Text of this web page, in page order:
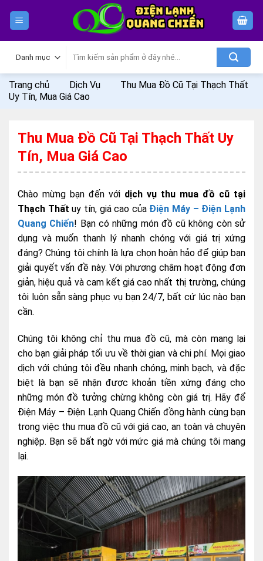
kiếm:
Trang chủ Dịch Vụ
Thu Mua Đồ Cũ Tại Thạch Thất
Uy Tín, Mua Giá Cao
Thu Mua Đồ Cũ Tại Thạch Thất Uy
Tín, Mua Giá Cao
Chào mừng bạn đến với dịch vụ thu mua đồ cũ tại
Thạch Thất uy tín, giá cao của Điện Máy – Điện Lạnh
Quang Chiến! Bạn có những món đồ cũ không còn sử
dụng và muốn thanh lý nhanh chóng với giá trị xứng
đáng? Chúng tôi chính là lựa chọn hoàn hảo để giúp bạn
giải quyết vấn đề này. Với phương châm hoạt động đơn
giản, hiệu quả và cam kết giá cao nhất thị trường, chúng
tôi luôn sẵn sàng phục vụ bạn 24/7, bất cứ lúc nào bạn
cần.
Chúng tôi không chỉ thu mua đồ cũ, mà còn mang lại
cho bạn giải pháp tối ưu về thời gian và chi phí. Mọi giao
dịch với chúng tôi đều nhanh chóng, minh bạch, và đặc
biệt là bạn sẽ nhận được khoản tiền xứng đáng cho
những món đồ tưởng chừng không còn giá trị. Hãy để
Điện Máy – Điện Lạnh Quang Chiến đồng hành cùng bạn
trong việc thu mua đồ cũ với giá cao, an toàn và chuyên
nghiệp. Bạn sẽ bất ngờ với mức giá mà chúng tôi mang
lại.